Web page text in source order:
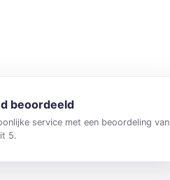
beoordeeld
service met een beoordeling van
5.